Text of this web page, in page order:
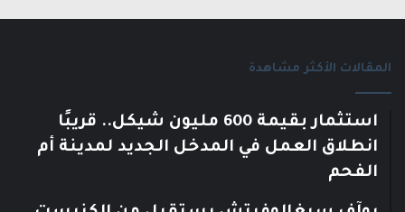
المقالات الأكثر مشاهدة
استثمار بقيمة 600 مليون شيكل.. قريبًا
انطلاق العمل في المدخل الجديد لمدينة أم
الفحم